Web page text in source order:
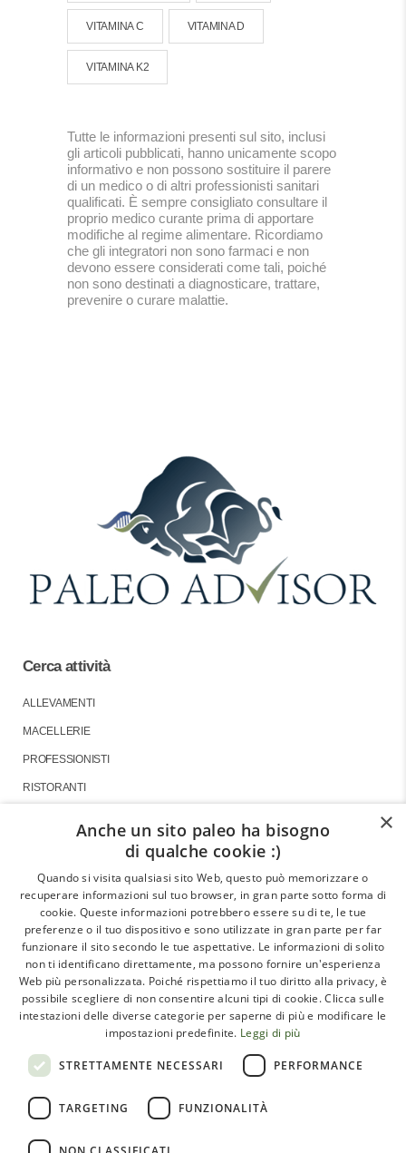
VITAMINA C VITAMINA D
VITAMINA K2
Tutte le informazioni presenti sul sito, inclusi
gli articoli pubblicati, hanno unicamente scopo
informativo e non possono sostituire il parere
di un medico o di altri professionisti sanitari
qualificati. È sempre consigliato consultare il
proprio medico curante prima di apportare
modifiche al regime alimentare. Ricordiamo
che gli integratori non sono farmaci e non
devono essere considerati come tali, poiché
non sono destinati a diagnosticare, trattare,
prevenire o curare malattie.
Cerca attività
ALLEVAMENTI
MACELLERIE
PROFESSIONISTI
RISTORANTI
GLI ARTICOLI
LE INTERVISTE
CHI SIAMO
CONTATTI
Paleoadvisor.net è un progetto di Francesca Pietrobon e
(RM) Italy – C.F. PTRFNC91T67l407X
×
Anche un sito paleo ha bisogno
di qualche cookie :)
Quando si visita qualsiasi sito Web, questo può memorizzare o
recuperare informazioni sul tuo browser, in gran parte sotto forma di
cookie. Queste informazioni potrebbero essere su di te, le tue
preferenze o il tuo dispositivo e sono utilizzate in gran parte per far
funzionare il sito secondo le tue aspettative. Le informazioni di solito
non ti identificano direttamente, ma possono fornire un'esperienza
Web più personalizzata. Poiché rispettiamo il tuo diritto alla privacy, è
possibile scegliere di non consentire alcuni tipi di cookie. Clicca sulle
intestazioni delle diverse categorie per saperne di più e modificare le
impostazioni predefinite. Leggi di più
STRETTAMENTE NECESSARI PERFORMANCE
TARGETING FUNZIONALITÀ